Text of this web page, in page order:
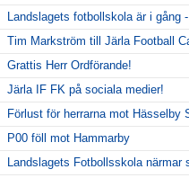
Landslagets fotbollskola är i gång
Tim Markström till Järla Football
Grattis Herr Ordförande!
Järla IF FK på sociala medier!
Förlust för herrarna mot Hässelby
P00 föll mot Hammarby
Landslagets Fotbollsskola närmar